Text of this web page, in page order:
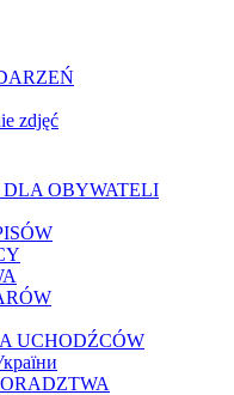
zdjęć
OBYWATELI
UCHODŹCÓW